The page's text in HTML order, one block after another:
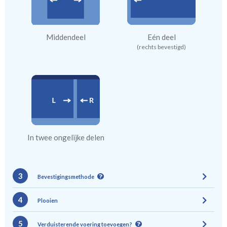
Middendeel Eén deel
(rechts bevestigd)
In twee ongelijke delen
3 Bevestigingsmethode
4 Plooien
5 Verduisterende voering toevoegen?